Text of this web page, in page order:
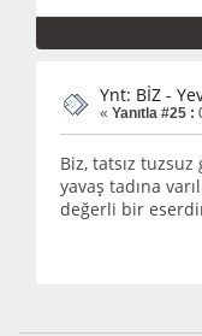
Ynt: BİZ -
« Yanıtla #25 :
Biz, tatsız
yavaş tadına
değerli bir